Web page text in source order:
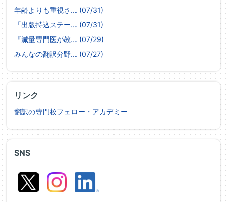
SNS
年齢よりも重視さ... (07/31)
「出版持込ステー... (07/31)
『減量専門医が教... (07/29)
みんなの翻訳分野... (07/27)
リンク
翻訳の専門校フェロー・アカデミー